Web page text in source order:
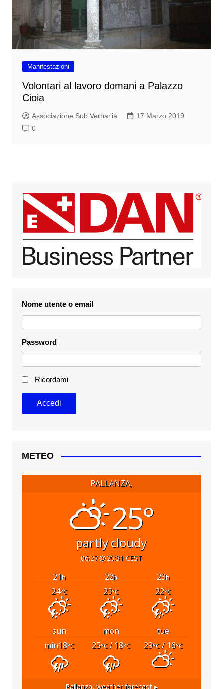
Manifestazioni
Volontari al lavoro domani a Palazzo
Cioia
Associazione Sub Verbania
17 Marzo 2019
0
Nome utente o email
Password
Ricordami
METEO
PALLANZA,
25°
partly cloudy
06:27 20:31 CEST
21h 22h 23h
24°C 23°C 22°C
sun mon
tue
min18°C 25°C/ 18°C 29°C/ 16°C
Pallanza,weather forecast ▸